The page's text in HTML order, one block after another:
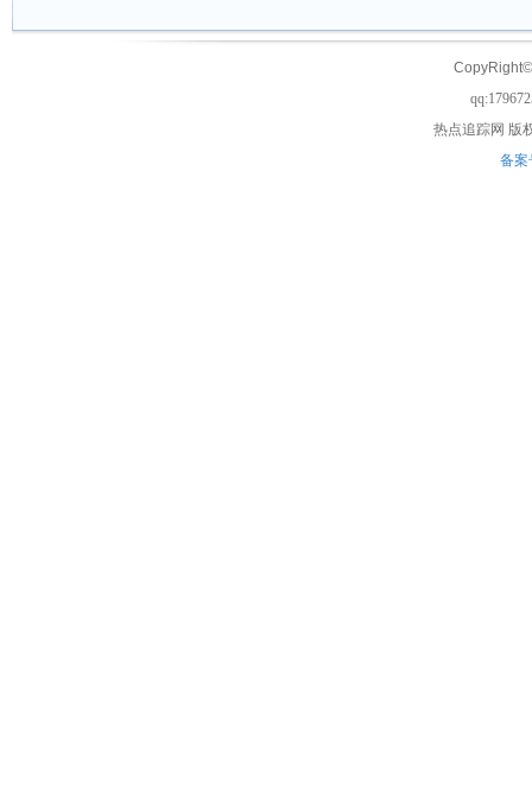
热点追踪网 版
备案